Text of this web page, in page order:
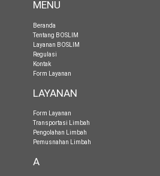
MENU
Beranda
Tentang BOSLIM
Layanan BOSLIM
Regulasi
Kontak
Form Layanan
LAYANAN
Form Layanan
Transportasi Limbah
Pengolahan Limbah
Pemusnahan Limbah
A